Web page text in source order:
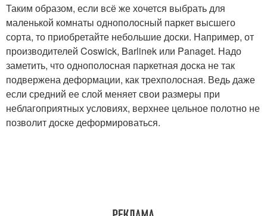
Таким образом, если всё же хочется выбрать для
маленькой комнаты однополосный паркет высшего
сорта, то приобретайте небольшие доски. Например, от
производителей Coswick, Barlinek или Panaget. Надо
заметить, что однополосная паркетная доска не так
подвержена деформации, как трехполосная. Ведь даже
если средний ее слой меняет свои размеры при
неблагоприятных условиях, верхнее цельное полотно не
позволит доске деформироваться.